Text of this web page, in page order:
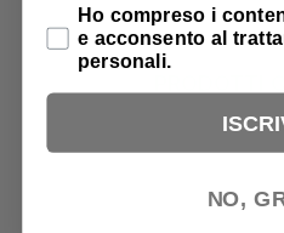
Privacy Policy
Ho compreso i
e acconsento al
personali.
NO,